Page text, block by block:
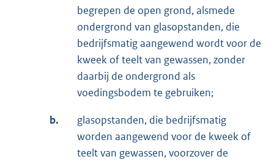
begrepen de open grond, alsmede
ondergrond van glasopstanden, die
bedrijfsmatig aangewend wordt voor de
kweek of teelt van gewassen, zonder
daarbij de ondergrond als
voedingsbodem te gebruiken;
b.
glasopstanden, die bedrijfsmatig
worden aangewend voor de kweek of
teelt van gewassen, voorzover de